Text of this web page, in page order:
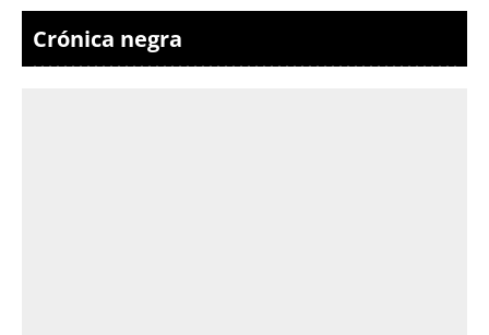
Crónica negra